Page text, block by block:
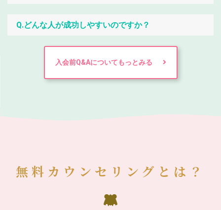
Q.どんな人が成功しやすいのですか？
入会前Q&Aについてもっとみる
無料カウンセリングとは？